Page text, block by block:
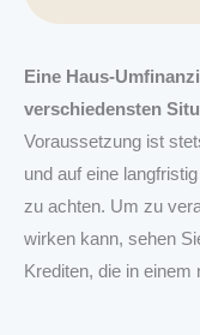
Eine Haus-
verschiedensten
Voraussetzung ist
und auf eine
zu achten. Um zu
wirken kann, sehen
Krediten, die in einem